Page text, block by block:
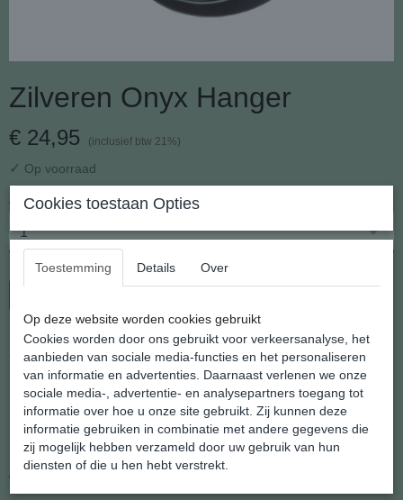
Zilveren Onyx Hanger
€ 24,95 (inclusief btw 21%)
✓ Op voorraad
Aantal
Zilveren Onyx Hanger
Shannashop voert een ruim assortiment 925 gemerkte zilveren
hangers met verschillende natuurlijke steensoorten.
Natuurlijk leveren wij een kettinkje gratis erbij.
We bezorgen in geschenk verpakking.
Cookies toestaan Opties
Toestemming Details Over
Op deze website worden cookies gebruikt
Cookies worden door ons gebruikt voor verkeersanalyse, het
aanbieden van sociale media-functies en het personaliseren
van informatie en advertenties. Daarnaast verlenen we onze
sociale media-, advertentie- en analysepartners toegang tot
informatie over hoe u onze site gebruikt. Zij kunnen deze
informatie gebruiken in combinatie met andere gegevens die
zij mogelijk hebben verzameld door uw gebruik van hun
diensten of die u hen hebt verstrekt.